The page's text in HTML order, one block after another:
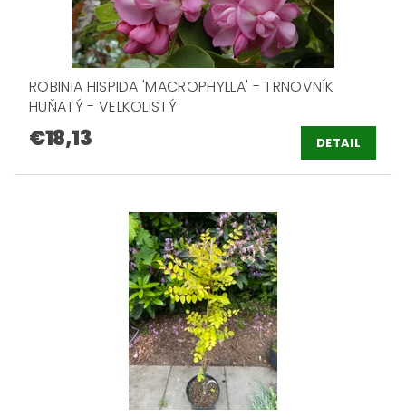
ROBINIA HISPIDA 'MACROPHYLLA' - TRNOVNÍK
HUŇATÝ - VELKOLISTÝ
€18,13 DETAIL